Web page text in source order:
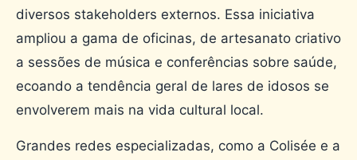
diversos stakeholders externos. Essa iniciativa
ampliou a gama de oficinas, de artesanato criativo
a sessões de música e conferências sobre saúde,
ecoando a tendência geral de lares de idosos se
envolverem mais na vida cultural local.
Grandes redes especializadas, como a Colisée e a